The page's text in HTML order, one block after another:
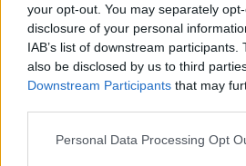
your opt-out. You may separately
disclosure of your personal
IAB’s list of downstream
also be disclosed by us to third
Downstream Participants that may
Personal Data Processing Opt
Τζεφ Μοντάνα:
να σου πει ποιος είσαι»